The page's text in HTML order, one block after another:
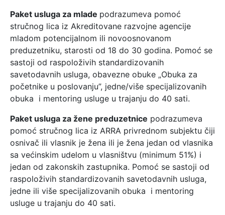
Paket usluga za mlade podrazumeva pomoć
stručnog lica iz Akreditovane razvojne agencije
mladom potencijalnom ili novoosnovanom
preduzetniku, starosti od 18 do 30 godina. Pomoć se
sastoji od raspoloživih standardizovanih
savetodavnih usluga, obavezne obuke „Obuka za
početnike u poslovanju”, jedne/više specijalizovanih
obuka i mentoring usluge u trajanju do 40 sati.
Paket usluga za žene preduzetnice podrazumeva
pomoć stručnog lica iz ARRA privrednom subjektu čiji
osnivač ili vlasnik je žena ili je žena jedan od vlasnika
sa većinskim udelom u vlasništvu (minimum 51%) i
jedan od zakonskih zastupnika. Pomoć se sastoji od
raspoloživih standardizovanih savetodavnih usluga,
jedne ili više specijalizovanih obuka i mentoring
usluge u trajanju do 40 sati.